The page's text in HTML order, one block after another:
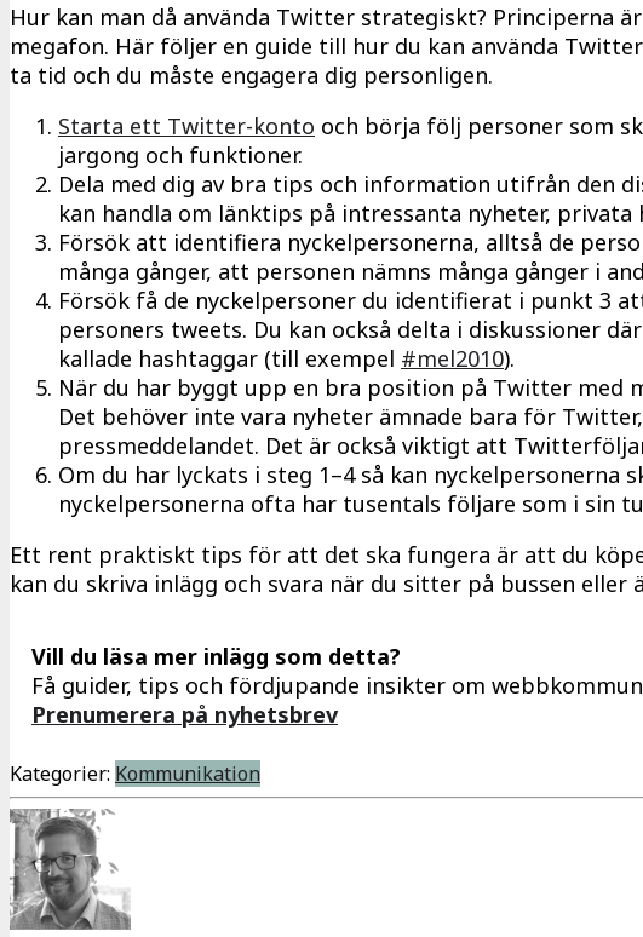
Hur kan man då använda Twitter strategiskt? Principerna
megafon. Här följer en guide till hur du kan använda
ta tid och du måste engagera dig personligen.
Starta ett Twitter-konto och börja följ personer som
jargong och funktioner.
Dela med dig av bra tips och information utifrån den
kan handla om länktips på intressanta nyheter,
Försök att identifiera nyckelpersonerna, alltså de
många gånger, att personen nämns många gånger i
Försök få de nyckelpersoner du identifierat i punkt 3
personers tweets. Du kan också delta i diskussioner
kallade hashtaggar (till exempel #mel2010).
När du har byggt upp en bra position på Twitter med
Det behöver inte vara nyheter ämnade bara för
pressmeddelandet. Det är också viktigt att
Om du har lyckats i steg 1–4 så kan
nyckelpersonerna ofta har tusentals följare som i sin
Ett rent praktiskt tips för att det ska fungera är att du
kan du skriva inlägg och svara när du sitter på bussen eller
Vill du läsa mer inlägg som detta?
Få guider, tips och fördjupande insikter om
Prenumerera på nyhetsbrev
Kategorier: Kommunikation